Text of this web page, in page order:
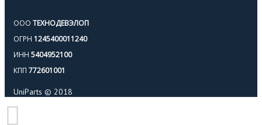
ООО ТЕХНОДЕВЭЛОП
ОГРН 1245400011240
ИНН 5404952100
КПП 772601001
UniParts © 2018